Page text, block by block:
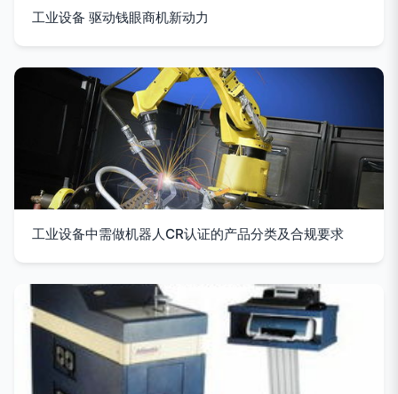
工业设备 驱动钱眼商机新动力
工业设备中需做机器人CR认证的产品分类及合规要求